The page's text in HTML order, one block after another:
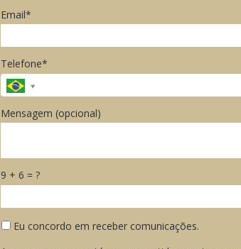
Email*
Telefone*
Mensagem (opcional)
9 + 6 = ?
Eu concordo em receber comunicações.